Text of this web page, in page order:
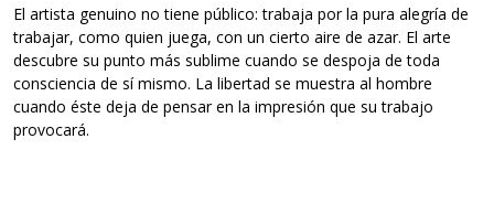
El artista genuino no tiene público: trabaja por la pura alegría de
trabajar, como quien juega, con un cierto aire de azar. El arte
descubre su punto más sublime cuando se despoja de toda
consciencia de sí mismo. La libertad se muestra al hombre
cuando éste deja de pensar en la impresión que su trabajo
provocará.